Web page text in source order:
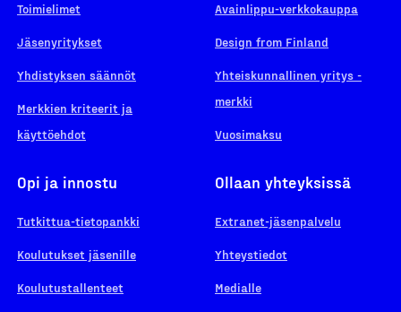
Toimielimet
Jäsenyritykset
Yhdistyksen säännöt
Merkkien kriteerit ja
käyttöehdot
Avainlippu-verkkokauppa
Design from Finland
Yhteiskunnallinen yritys -
merkki
Vuosimaksu
Opi ja innostu
Tutkittua-tietopankki
Koulutukset jäsenille
Koulutustallenteet
Ollaan yhteyksissä
Extranet-jäsenpalvelu
Yhteystiedot
Medialle